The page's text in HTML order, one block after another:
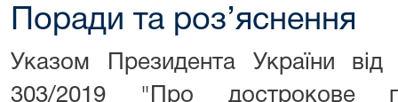
Поради та роз’яснення
Указом Президента України
303/2019 "Про дострокове